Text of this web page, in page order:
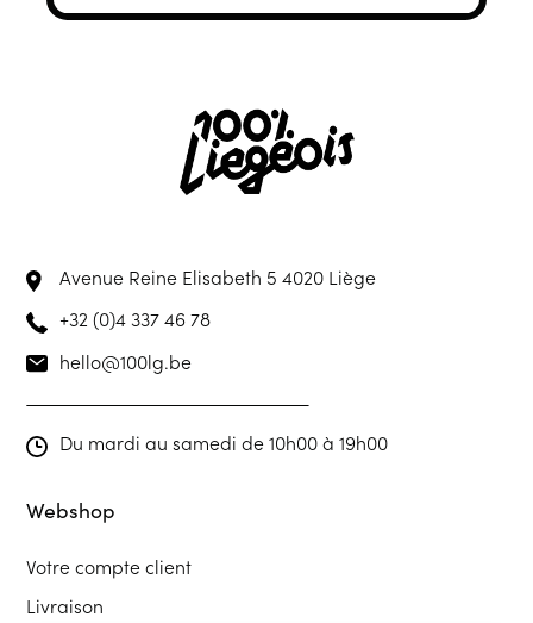
Avenue Reine Elisabeth 54020 Liège
+32 (0)4 337 46 78
hello@100lg.be
Du mardi au samedi de 10h00 à 19h00
Webshop
Votre compte client
Livraison